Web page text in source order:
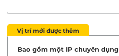
Vị trí mới được thêm
Bao gồm một IP chuyên dụng